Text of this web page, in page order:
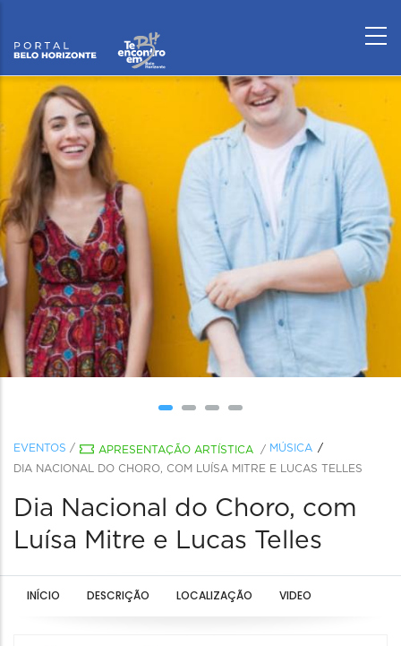
EVENTOS / APRESENTAÇÃO ARTÍSTICA / MÚSICA
DIA NACIONAL DO CHORO, COM LUÍSA MITRE E LUCAS TELLES
Dia Nacional do Choro, com
Luísa Mitre e Lucas Telles
INÍCIO DESCRIÇÃO LOCALIZAÇÃO VIDEO